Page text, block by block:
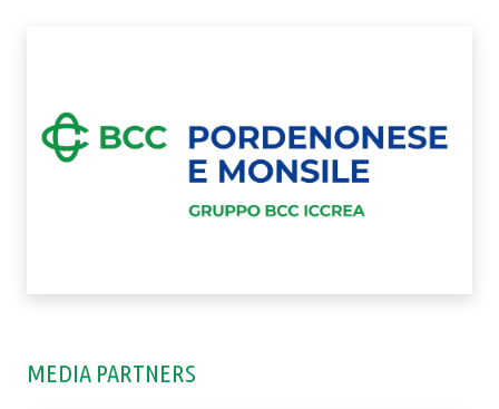
MEDIA PARTNERS